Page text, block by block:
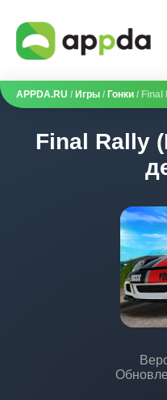
APPDA.RU / Игры / Гонки / Final
Final Rally